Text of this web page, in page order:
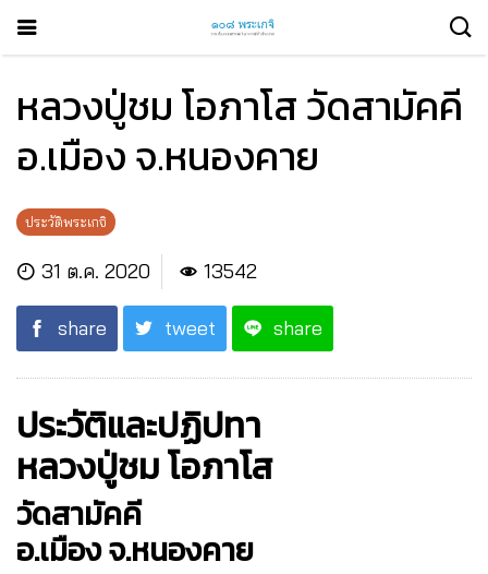
หลวงปู่ชม โอภาโส วัดสามัคคี
อ.เมือง จ.หนองคาย
ประวัติพระเกจิ
31 ต.ค. 2020 13542
share tweet share
ประวัติและปฏิปทา
หลวงปู่ชม โอภาโส
วัดสามัคคี
อ.เมือง จ.หนองคาย